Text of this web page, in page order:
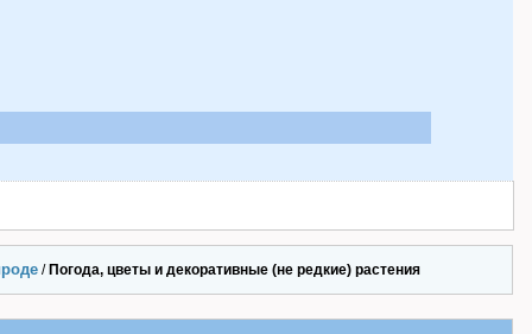
/ Погода, цветы и декоративные (не редкие) растения